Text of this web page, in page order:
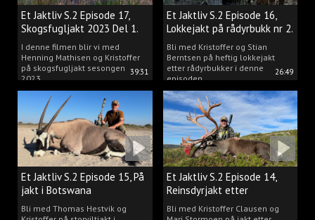
39:31
Et Jaktliv S.2 Episode 17,
Skogsfugljakt 2023 Del 1.
I denne filmen blir vi med
Henning Mathisen og Kristoffer
på skogsfugljakt sesongen
2023.
26:49
Et Jaktliv S.2 Episode 16,
Lokkejakt på rådyrbukk nr 2.
Bli med Kristoffer og Stian
Berntsen på heftig lokkejakt
etter rådyrbukker i denne
episoden.
Et Jaktliv S.2 Episode 15, På
jakt i Botswana
Bli med Thomas Hestvik og
Et Jaktliv S.2 Episode 14,
Reinsdyrjakt etter
storbukker.
Bli med Kristoffer Clausen og